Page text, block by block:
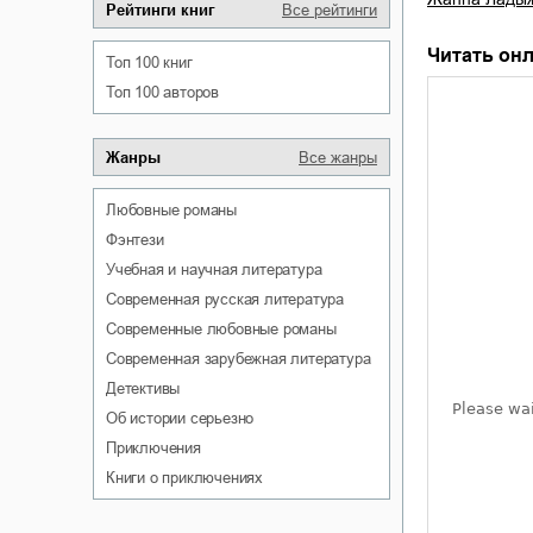
Рейтинги книг Все рейтинги
Топ 100 книг
Топ 100 авторов
Жанры Все жанры
любовные романы
фэнтези
учебная и научная литература
современная русская литература
современные любовные романы
современная зарубежная литература
детективы
об истории серьезно
приключения
книги о приключениях
Читать